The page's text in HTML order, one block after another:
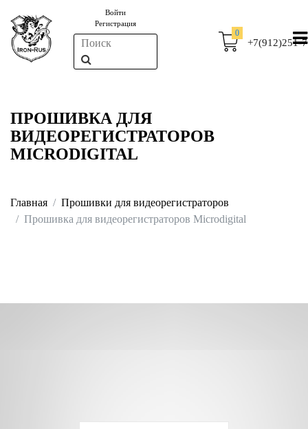
Войти
Регистрация
0
+7(912)251-
ПРОШИВКА ДЛЯ
ВИДЕОРЕГИСТРАТОРОВ
MICRODIGITAL
Главная
Прошивки для видеорегистраторов
Прошивка для видеорегистраторов Microdigital